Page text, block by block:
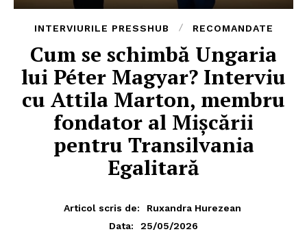
INTERVIURILE PRESSHUB RECOMANDATE
Cum se schimbă Ungaria
lui Péter Magyar? Interviu
cu Attila Marton, membru
fondator al Mișcării
pentru Transilvania
Egalitară
Articol scris de:
Ruxandra Hurezean
Data:
25/05/2026